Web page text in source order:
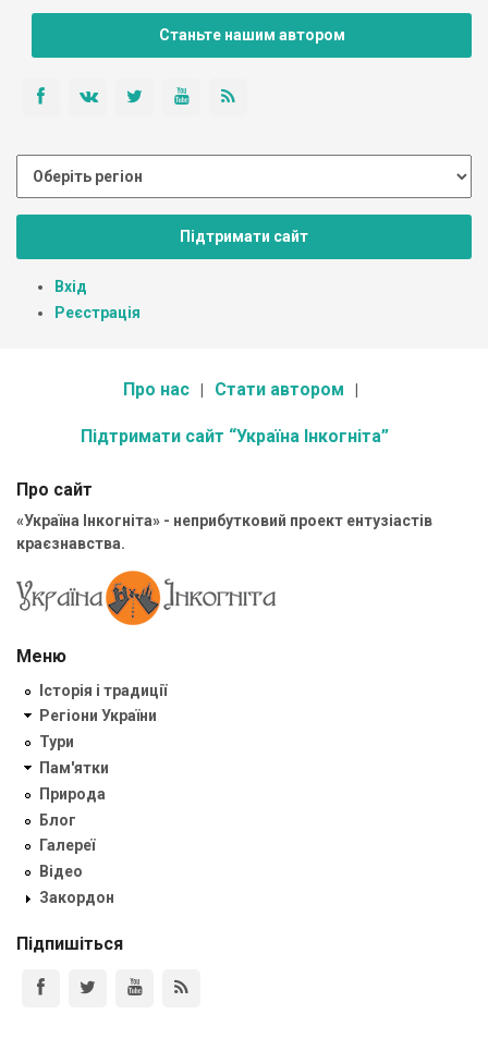
Станьте нашим автором
Підтримати сайт
Вхід
Реєстрація
Про нас Стати автором
Підтримати сайт “Україна Інкогніта”
Про сайт
«Україна Інкогніта» - неприбутковий проект ентузіастів
краєзнавства.
Меню
Історія і традиції
Регіони України
Тури
Пам'ятки
Природа
Блог
Галереї
Відео
Закордон
Підпишіться